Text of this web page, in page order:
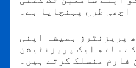
اچھی طرح پہنچایا ہے۔
پریزنٹرز ہمیشہ اپنی
ساتھ ایک پریزنٹیشن
فارم منسلک کرتے ہیں۔